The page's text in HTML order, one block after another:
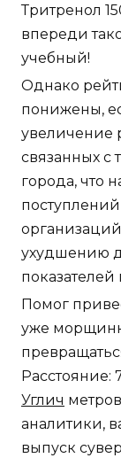
Тритренол
впереди
учебный!
Однако
понижены,
увеличение
связанных
города, что
ухудшению
Помог
уже
Расстояние:
Углич
аналитики,
выпуск